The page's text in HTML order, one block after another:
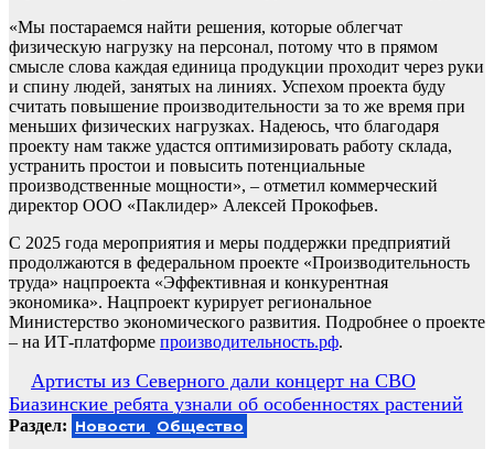
«Мы постараемся найти решения, которые облегчат
физическую нагрузку на персонал, потому что в прямом
смысле слова каждая единица продукции проходит через руки
и спину людей, занятых на линиях. Успехом проекта буду
считать повышение производительности за то же время при
меньших физических нагрузках. Надеюсь, что благодаря
проекту нам также удастся оптимизировать работу склада,
устранить простои и повысить потенциальные
производственные мощности», – отметил коммерческий
директор ООО «Паклидер» Алексей Прокофьев.
С 2025 года мероприятия и меры поддержки предприятий
продолжаются в федеральном проекте «Производительность
труда» нацпроекта «Эффективная и конкурентная
экономика». Нацпроект курирует региональное
Министерство экономического развития. Подробнее о проекте
– на ИТ-платформе производительность.рф.
Навигация
по
записям
Артисты из Северного дали концерт на СВО
Биазинские ребята узнали об особенностях растений
Раздел: Новости Общество